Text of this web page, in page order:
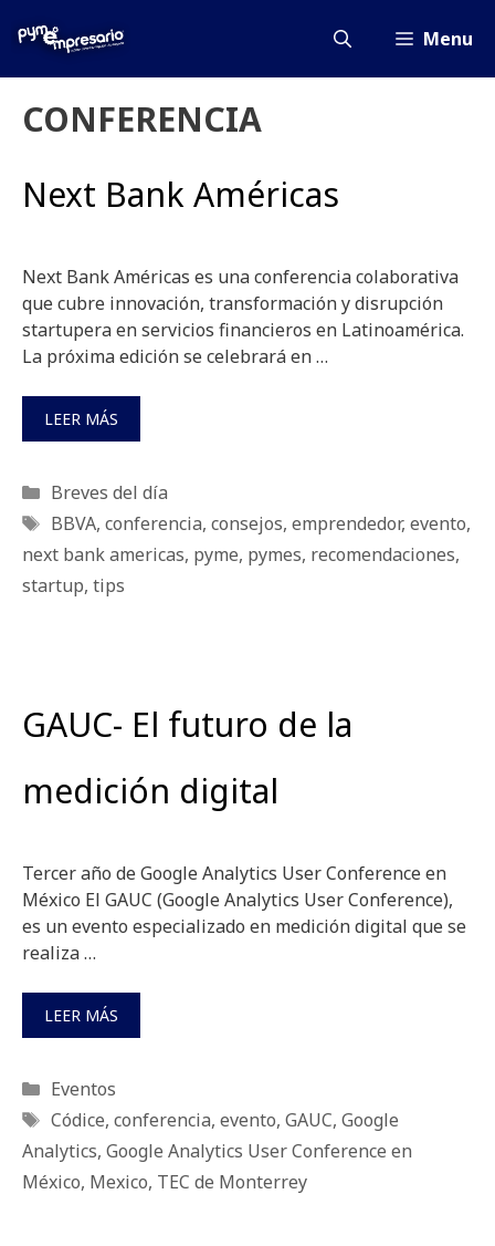
Menu
CONFERENCIA
Next Bank Américas
Next Bank Américas es una conferencia colaborativa
que cubre innovación, transformación y disrupción
startupera en servicios financieros en Latinoamérica.
La próxima edición se celebrará en …
LEER MÁS
Categorías
Breves del día
Etiquetas
BBVA, conferencia, consejos, emprendedor, evento,
next bank americas, pyme, pymes, recomendaciones,
startup, tips
GAUC- El futuro de la
medición digital
Tercer año de Google Analytics User Conference en
México El GAUC (Google Analytics User Conference),
es un evento especializado en medición digital que se
realiza …
LEER MÁS
Categorías
Eventos
Etiquetas
Códice, conferencia, evento, GAUC, Google
Analytics, Google Analytics User Conference en
México, Mexico, TEC de Monterrey